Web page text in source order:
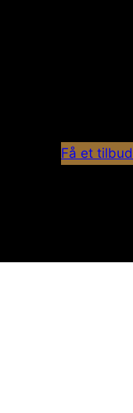
Få et tilbud